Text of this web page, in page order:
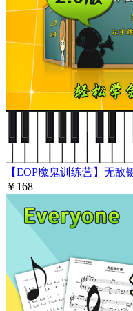
【EOP魔鬼训练营】无
￥168